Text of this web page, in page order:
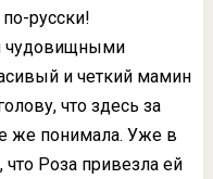
русски!
чудовищными
и четкий мамин
что здесь за
же понимала. Уже в
Роза привезла ей